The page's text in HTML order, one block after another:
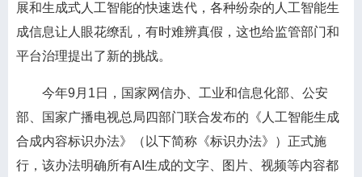
展和生成式人工智能的快速迭代，各种纷杂的人工智能生
成信息让人眼花缭乱，有时难辨真假，这也给监管部门和
平台治理提出了新的挑战。
今年9月1日，国家网信办、工业和信息化部、公安
部、国家广播电视总局四部门联合发布的《人工智能生成
合成内容标识办法》（以下简称《标识办法》）正式施
行，该办法明确所有AI生成的文字、图片、视频等内容都